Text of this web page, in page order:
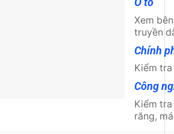
Xem
truyền
Chính
Kiểm
Công
Kiểm
răng,